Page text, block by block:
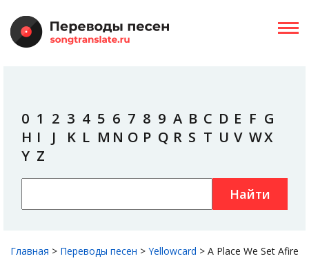
0 1 2 3 4 5 6 7 8 9 A B C D E F G
H I J K L M N O P Q R S T U V WX
Y Z
Найти
Главная > Переводы песен > Yellowcard > A Place We Set Afire